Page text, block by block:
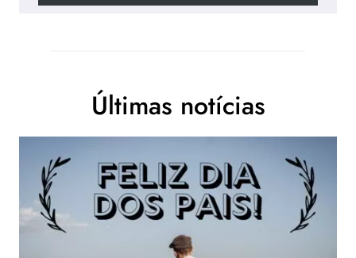
Últimas notícias